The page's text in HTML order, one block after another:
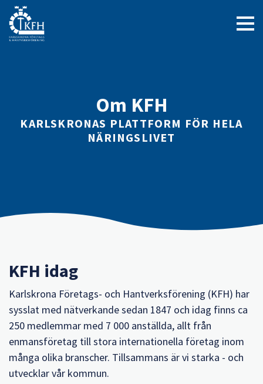
Om KFH
KARLSKRONAS PLATTFORM FÖR HELA
NÄRINGSLIVET
KFH idag
Karlskrona Företags- och Hantverksförening (KFH) har
sysslat med nätverkande sedan 1847 och idag finns ca
250 medlemmar med 7 000 anställda, allt från
enmansföretag till stora internationella företag inom
många olika branscher. Tillsammans är vi starka - och
utvecklar vår kommun.